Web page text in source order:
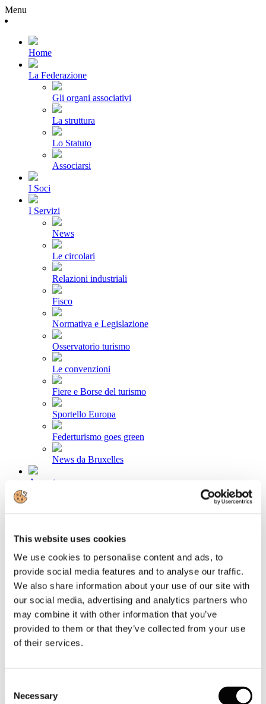
This website uses cookies
We use cookies to personalise content and ads, to
provide social media features and to analyse our traffic.
We also share information about your use of our site with
our social media, advertising and analytics partners who
may combine it with other information that you’ve
provided to them or that they’ve collected from your use
of their services.
Selection
Necessary
Menu
Home
La Federazione
Gli organi associativi
La struttura
Lo Statuto
Associarsi
I Soci
I Servizi
News
Le circolari
Relazioni industriali
Fisco
Normativa e Legislazione
Osservatorio turismo
Le convenzioni
Fiere e Borse del turismo
Sportello Europa
Federturismo goes green
News da Bruxelles
Area stampa
Articoli e Interviste
Contatti
Tel. +39 320 57 80 986
Email segreteria@federturismo.it
Come aderire
Login
Cerca...